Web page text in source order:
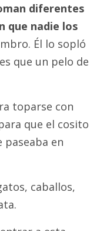
diferentes
que nadie los
Él lo sopló
que un pelo de
toparse con
que el cosito
paseaba en
caballos,